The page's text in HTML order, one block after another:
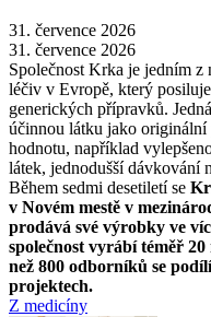
31. července 2026
31. července 2026
Společnost Krka je jedním z
léčiv v Evropě, který
generických přípravků.
účinnou látku jako
hodnotu, například
látek, jednodušší dávkování
Během sedmi desetiletí se
v Novém mestě v
prodává své výrobky ve
společnost vyrábí téměř
než 800 odborníků se
projektech.
Z medicíny